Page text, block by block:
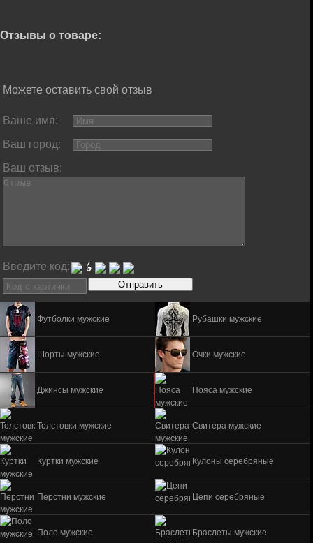
Футболки мужские Рубашки мужские
Шорты мужские Очки мужские
Джинсы мужские Пояса мужские
Толстовки мужские Свитера мужские
Куртки мужские Кулоны серебряные
Перстни мужские Цепи серебряные
Поло мужские Браслеты мужские
Отзывы о товаре:
Можете оставить свой отзыв
Ваше имя:
Ваш город:
Ваш отзыв:
Введите код: